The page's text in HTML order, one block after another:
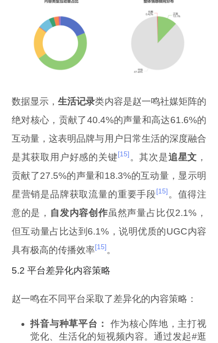
数据显示，生活记录类内容是赵一鸣社媒矩阵的
绝对核心，贡献了40.4%的声量和高达61.6%的
互动量，这表明品牌与用户日常生活的深度融合
是其获取用户好感的关键[15] 。其次是追星文 ，
贡献了27.5%的声量和18.3%的互动量，显示明
星营销是品牌获取流量的重要手段[15] 。值得注
意的是， 自发内容创作虽然声量占比仅2.1%，
但互动量占比达到6.1%，说明优质的UGC内容
具有极高的传播效率[15]。
5.2 平台差异化内容策略
赵一鸣在不同平台采取了差异化的内容策略：
抖音与种草平台：
作为核心阵地，主打视
觉化、生活化的短视频内容。通过发起#逛